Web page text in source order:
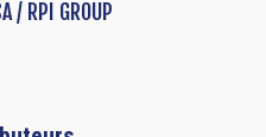
/ RPI GROUP